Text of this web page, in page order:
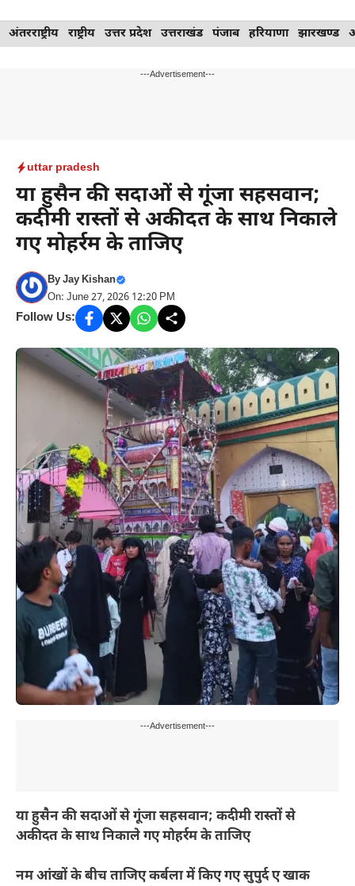
Skip
to
अंतरराष्ट्रीय राष्ट्रीय उत्तर प्रदेश उत्तराखंड पंजाब हरियाणा झारखण्ड
---Advertisement---
uttar pradesh
या हुसैन की सदाओं से गूंजा सहसवान;
कदीमी रास्तों से अकीदत के साथ निकाले
गए मोहर्रम के ताजिए
ByJay Kishan
On: June 27, 2026 12:20 PM
Follow Us:
---Advertisement---
या हुसैन की सदाओं से गूंजा सहसवान; कदीमी रास्तों से
अकीदत के साथ निकाले गए मोहर्रम के ताजिए
नम आंखों के बीच ताजिए कर्बला में किए गए सुपुर्द ए खाक